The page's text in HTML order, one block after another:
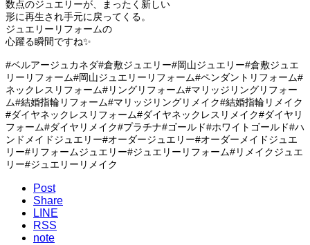
数点のジュエリーが、まったく新しい
形に再生され手元に戻ってくる。
ジュエリーリフォームの
心躍る瞬間ですね✨
#ベルアージュカネダ#倉敷ジュエリー#岡山ジュエリー#倉敷ジュエ
リーリフォーム#岡山ジュエリーリフォーム#ペンダントリフォーム#
ネックレスリフォーム#リングリフォーム#マリッジリングリフォー
ム#結婚指輪リフォーム#マリッジリングリメイク#結婚指輪リメイク
#ダイヤネックレスリフォーム#ダイヤネックレスリメイク#ダイヤリ
フォーム#ダイヤリメイク#プラチナ#ゴールド#ホワイトゴールド#ハ
ンドメイドジュエリー#オーダージュエリー#オーダーメイドジュエ
リー#リフォームジュエリー#ジュエリーリフォーム#リメイクジュエ
リー#ジュエリーリメイク
Post
Share
LINE
RSS
note